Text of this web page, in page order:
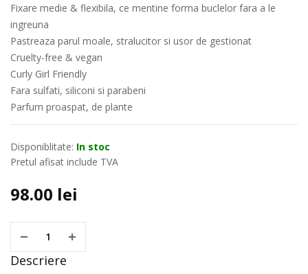
Fixare medie & flexibila, ce mentine forma buclelor fara a le
ingreuna
Pastreaza parul moale, stralucitor si usor de gestionat
Cruelty-free & vegan
Curly Girl Friendly
Fara sulfati, siliconi si parabeni
Parfum proaspat, de plante
Disponiblitate: In stoc
Pretul afisat include TVA
98.00 lei
Descriere